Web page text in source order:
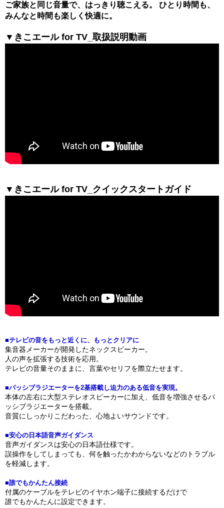
ご家族と同じ音量で、はっきり聴こえる。 ひとり時間も、
みんなと時間も楽しく快適に。
▼きこエール for TV_取扱説明動画
▼きこエール for TV_クイックスタートガイド
■テレビの音をもっと近くに、もっとクリアに
集音器メーカーが開発したネックスピーカー。
人の声を拡張する技術を応用。
テレビの音量そのままに、言葉やセリフを際立たせます。
■パッシブラジエーターを2基搭載し迫力のある低音を実現。
本体の左右に大型ステレオスピーカーに加え、低音を増強させるパ
ッシブラジエーターを搭載。
音質にしっかりこだわった、心地よいサウンドです。
■安心の日本語音声ガイダンス
音声ガイダンスは安心の日本語仕様です。
誤操作をしてしまっても、何を触ったかわからないなどのトラブル
を軽減します。
■誰でもかんたん接続
付属のケーブルをテレビのイヤホン端子に接続するだけで
誰でもかんたんに設定できます。